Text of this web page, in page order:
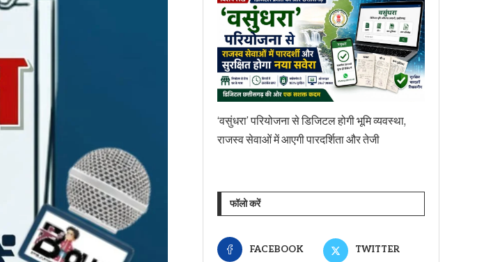
‘वसुंधरा’ परियोजना से डिजिटल होगी भूमि व्यवस्था,
राजस्व सेवाओं में आएगी पारदर्शिता और तेजी
फॉलो करें
FACEBOOK TWITTER